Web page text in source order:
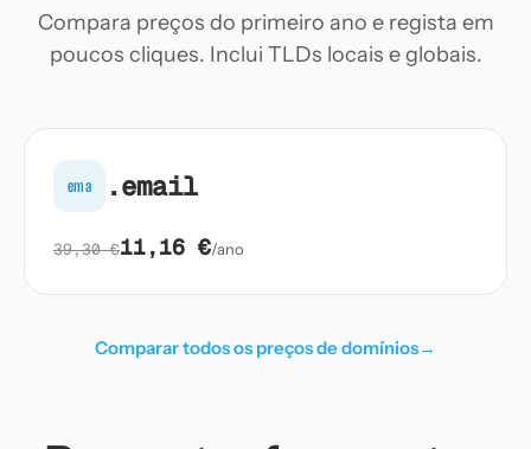
Compara preços do primeiro ano e regista em
poucos cliques. Inclui TLDs locais e globais.
ema .email
39,30 €11,16 €/ano
Comparar todos os preços de domínios→